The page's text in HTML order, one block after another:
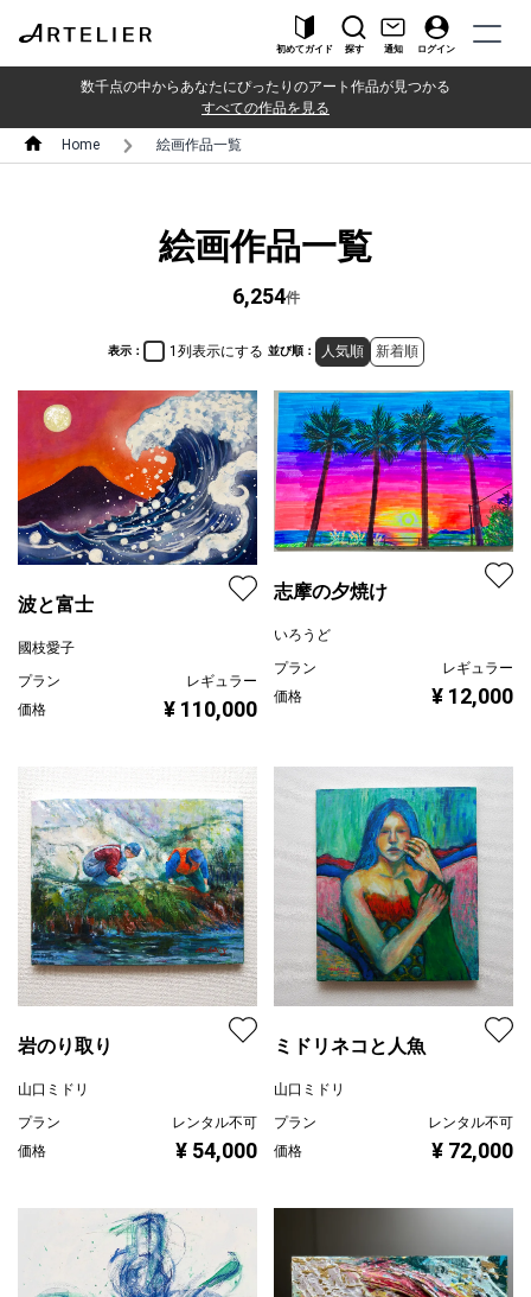
初めてガイド 探す 通知 ログイン
数千点の中からあなたにぴったりのアート作品が見つかる
すべての作品を見る
Home 絵画作品一覧
絵画作品一覧
6,254件
表示： 1列表示にする 並び順： 人気順 新着順
波と富士
國枝愛子
プラン
レギュラー
価格
¥ 110,000
志摩の夕焼け
いろうど
プラン
レギュラー
価格
¥ 12,000
岩のり取り
山口ミドリ
プラン
レンタル不可
価格
¥ 54,000
ミドリネコと人魚
山口ミドリ
プラン
レンタル不可
価格
¥ 72,000